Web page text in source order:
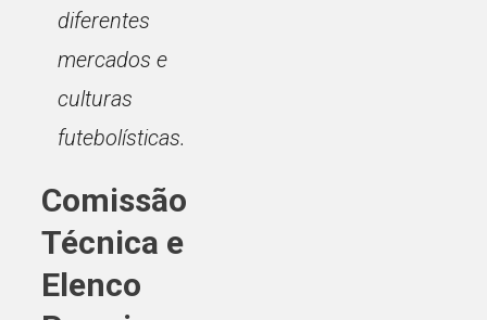
diferentes
mercados e
culturas
futebolísticas.
Comissão
Técnica e
Elenco